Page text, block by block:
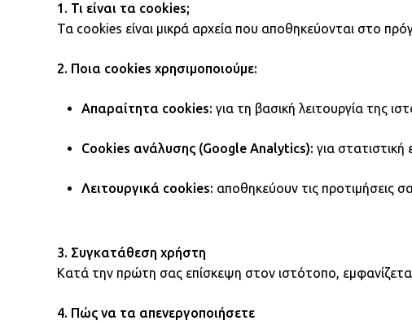
1. Τι είναι τα cookies;
Τα cookies είναι μικρά αρχεία που αποθηκεύονται στο
2. Ποια cookies χρησιμοποιούμε:
Απαραίτητα cookies: για τη βασική λειτουργία της
Cookies ανάλυσης (Google Analytics): για
Λειτουργικά cookies: αποθηκεύουν τις προτιμήσεις
3. Συγκατάθεση χρήστη
Κατά την πρώτη σας επίσκεψη στον ιστότοπο,
4. Πώς να τα απενεργοποιήσετε